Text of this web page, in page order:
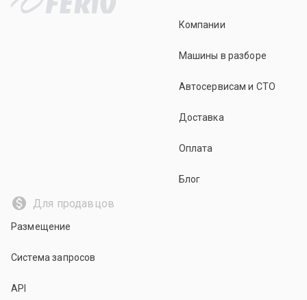
Компании
Машины в разборе
Автосервисам и СТО
Доставка
Оплата
Блог
Для продавцов
Размещение
Система запросов
API